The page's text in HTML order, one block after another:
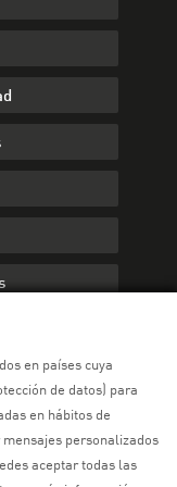
en países cuya
de datos) para
en hábitos de
personalizados
aceptar todas las